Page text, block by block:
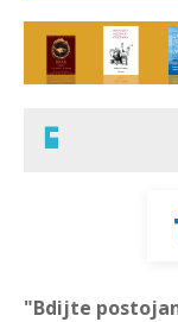
"Bdijte